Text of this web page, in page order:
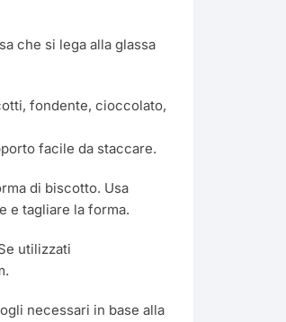
Tessuto
a Caldo
Baby Shower
che si lega alla glassa
fondente, cioccolato,
facile da staccare.
di biscotto. Usa
e tagliare la forma.
utilizzati
necessari in base alla